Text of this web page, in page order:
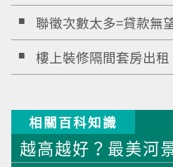
聯徵次數太多=貸款無
樓上裝修隔間套房出
相關百科知識
越高越好？最美河